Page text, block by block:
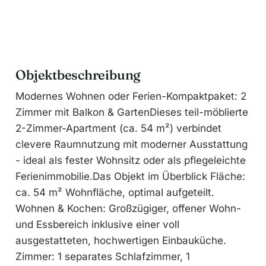
Objektbeschreibung
Modernes Wohnen oder Ferien-Kompaktpaket: 2
Zimmer mit Balkon & GartenDieses teil-möblierte
2-Zimmer-Apartment (ca. 54 m²) verbindet
clevere Raumnutzung mit moderner Ausstattung
- ideal als fester Wohnsitz oder als pflegeleichte
Ferienimmobilie.Das Objekt im Überblick Fläche:
ca. 54 m² Wohnfläche, optimal aufgeteilt.
Wohnen & Kochen: Großzügiger, offener Wohn-
und Essbereich inklusive einer voll
ausgestatteten, hochwertigen Einbauküche.
Zimmer: 1 separates Schlafzimmer, 1